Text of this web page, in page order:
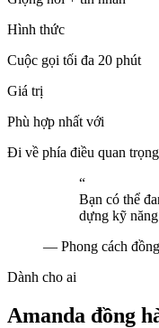
Hình thức
Cuộc gọi tối đa 20 phút
Giá trị
Phù hợp nhất với
Đi về phía điều quan trọng
“
Bạn có thể
dựng kỹ
— Phong cách
Dành cho ai
Amanda đồng